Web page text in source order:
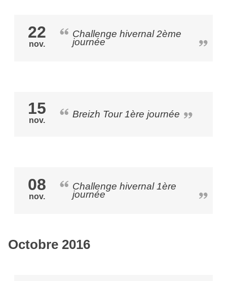
22
nov.
Challenge hivernal 2ème
journée
15
nov.
Breizh Tour 1ère journée
08
nov.
Challenge hivernal 1ère
journée
Octobre 2016